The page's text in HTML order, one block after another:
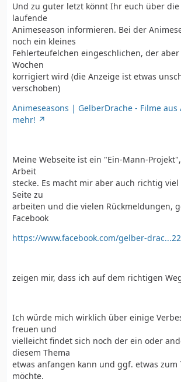
Und zu guter letzt könnt Ihr euch über die
laufende
Animeseason informieren. Bei der
noch ein kleines
Fehlerteufelchen eingeschlichen, der
Wochen
korrigiert wird (die Anzeige ist etwas
verschoben)
Animeseasons | GelberDrache - Filme aus
mehr!
Meine Webseite ist ein "Ein-Mann-
Arbeit
stecke. Es macht mir aber auch richtig viel
Seite zu
arbeiten und die vielen Rückmeldungen,
Facebook
https://www.facebook.com/gelber-
zeigen mir, dass ich auf dem richtigen
Ich würde mich wirklich über einige
freuen und
vielleicht findet sich noch der ein oder
diesem Thema
etwas anfangen kann und ggf. etwas zum
möchte.